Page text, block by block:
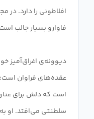
افلاطونی را دارد.
دیوونه‌ی اغراق‌آمیز
عقده‌های فراوان است:
است که دلش برای
سلطنتی می‌افتد. او